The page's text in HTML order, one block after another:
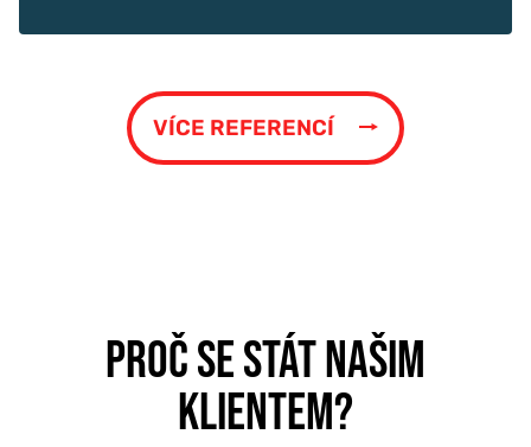
VÍCE REFERENCÍ
PROČ SE STÁT NAŠIM
KLIENTEM?